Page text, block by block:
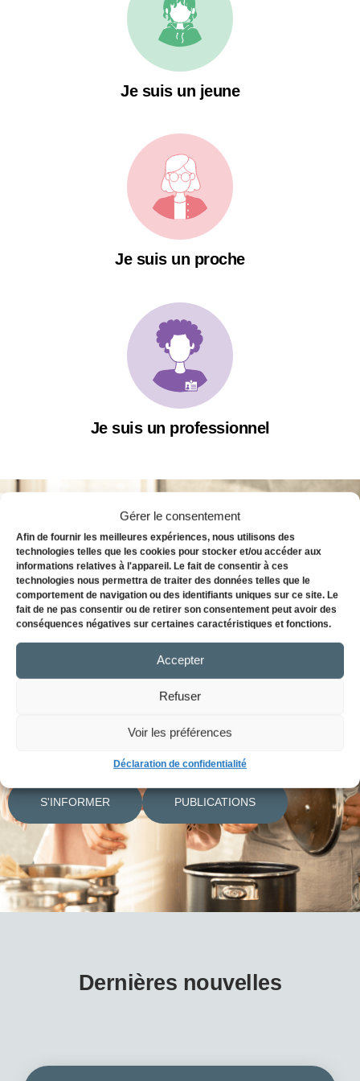
Gérer le consentement
Afin de fournir les meilleures expériences, nous utilisons des
technologies telles que les cookies pour stocker et/ou accéder aux
informations relatives à l'appareil. Le fait de consentir à ces
technologies nous permettra de traiter des données telles que le
comportement de navigation ou des identifiants uniques sur ce site. Le
fait de ne pas consentir ou de retirer son consentement peut avoir des
conséquences négatives sur certaines caractéristiques et fonctions.
Accepter
Refuser
Voir les préférences
Déclaration de confidentialité
Je suis un jeune
Je suis un proche
Je suis un professionnel
Prévenir
l'aliénation
parentale
S'INFORMER PUBLICATIONS
Dernières nouvelles